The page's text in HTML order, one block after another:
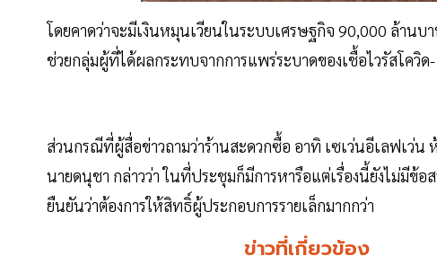
โดยคาดว่าจะมีเงินหมุนเวียนในระบบเศรษฐกิจ 90,000 ล้าน
ช่วยกลุ่มผู้ที่ได้ผลกระทบจากการแพร่ระบาดของเชื้อไวรัสโควิ
ส่วนกรณีที่ผู้สื่อข่าวถามว่าร้านสะดวกซื้อ อาทิ เซเว่นอีเลฟเว่น
นายดนุชา กล่าวว่า ในที่ประชุมก็มีการหารือแต่เรื่องนี้ยังไม่มีข้
ยืนยันว่าต้องการให้สิทธิ์ผู้ประกอบการรายเล็กมากกว่า
ข่าวที่เกี่ยวข้อง